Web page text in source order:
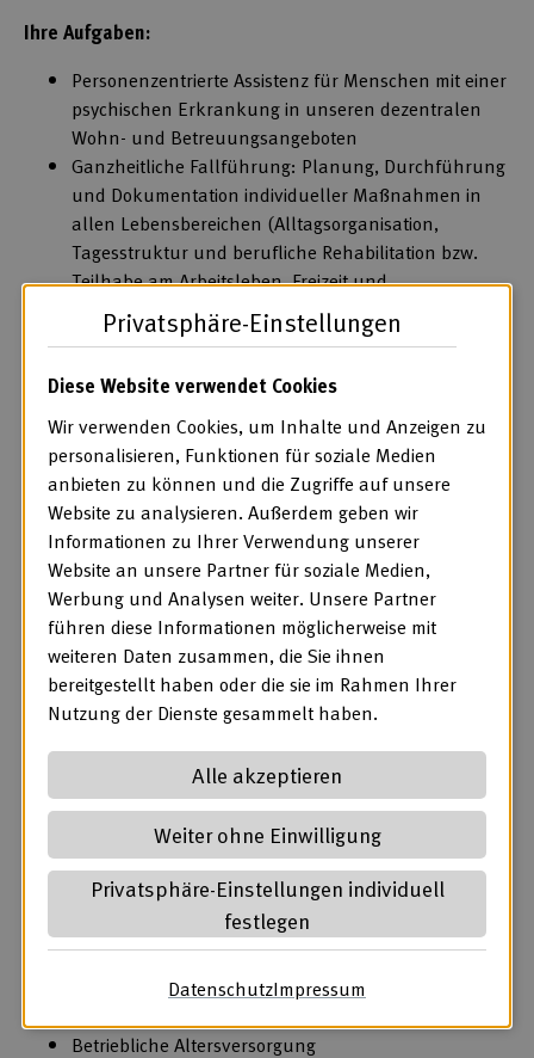
Ihre Aufgaben:
Personenzentrierte Assistenz für Menschen mit einer
psychischen Erkrankung in unseren dezentralen
Wohn- und Betreuungsangeboten
Ganzheitliche Fallführung: Planung, Durchführung
und Dokumentation individueller Maßnahmen in
allen Lebensbereichen (Alltagsorganisation,
Tagesstruktur und berufliche Rehabilitation bzw.
Teilhabe am Arbeitsleben, Freizeit und
Krisenintervention)
Netzwerkarbeit mit Angehörigen, Ärzt*innen,
Gemeindepsychiatrischen Verbund
Was Sie mitbringen:
Abgeschlossenes Studium der Sozialen Arbeit oder
der Heilpädagogik mit staatlicher Anerkennung
(Master, Bachelor, Diplom) oder eine vergleichbare
Qualifikation
Sichere Kenntnisse in der Sozialgesetzgebung bzw.
die Motivation, sie schnell zu erwerben
Empathie, Humor und die Fähigkeit, Klient*innen
ressourcenorientiert zu begleiten
Gültige PKW-Fahrerlaubnis
Interesse an aktiver Mitbestimmung und Mitwirkung
Erfahrung in der Psychiatrie ist ein Plus, aber nicht
Bedingung – wir begleiten Sie fachlich
Was wir bieten:
Ein verantwortungsvolles Aufgabengebiet in einem
kollegialen Umfeld
Die Möglichkeit zur aktiven Mitbestimmung
Eine leistungsgerechte Vergütung inklusive
Betriebliche Altersversorgung
Privatsphäre-Einstellungen
Diese Website verwendet Cookies
Wir verwenden Cookies, um Inhalte und Anzeigen zu
personalisieren, Funktionen für soziale Medien
anbieten zu können und die Zugriffe auf unsere
Website zu analysieren. Außerdem geben wir
Informationen zu Ihrer Verwendung unserer
Website an unsere Partner für soziale Medien,
Werbung und Analysen weiter. Unsere Partner
führen diese Informationen möglicherweise mit
weiteren Daten zusammen, die Sie ihnen
bereitgestellt haben oder die sie im Rahmen Ihrer
Nutzung der Dienste gesammelt haben.
Alle akzeptieren
Weiter ohne Einwilligung
Privatsphäre-Einstellungen individuell
festlegen
Datenschutz(öffnet in neuem Tab)
Impressum